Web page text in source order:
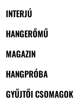
INTERJÚ
HANGERŐMŰ
MAGAZIN
HANGPRÓBA
GYŰJTŐI CSOMAGOK